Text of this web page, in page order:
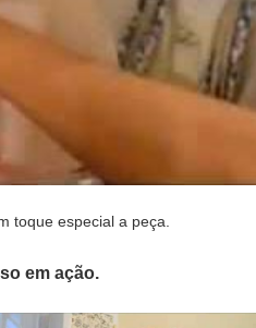
toque especial a peça.
em ação.